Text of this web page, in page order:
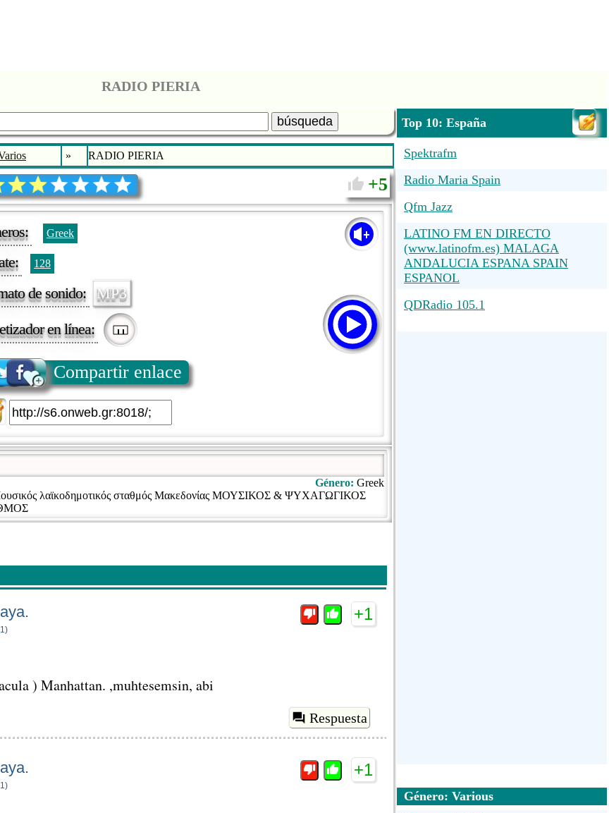
RADIO PIERIA
búsqueda
» RADIO PIERIA
5
Greek
128
de sonido: MP3
en línea:
Compartir enlace
Género: Greek
λαϊκοδημοτικός σταθμός Μακεδονίας ΜΟΥΣΙΚΟΣ & ΨΥΧΑΓΩΓΙΚΟΣ
+1
) Manhattan. ,muhtesemsin, abi
Respuesta
+1
Top 10: España
Spektrafm
Radio Maria Spain
Qfm Jazz
LATINO FM EN DIRECTO
(www.latinofm.es) MALAGA
ANDALUCIA ESPANA SPAIN
ESPANOL
QDRadio 105.1
Género: Various